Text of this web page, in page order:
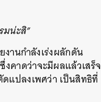
มน่ะสิ”
านกำลังเร่งผลักดัน
คาดว่าจะมีผลแล้วเสร็จ
ดแปลงเพศว่า เป็นสิทธิที่